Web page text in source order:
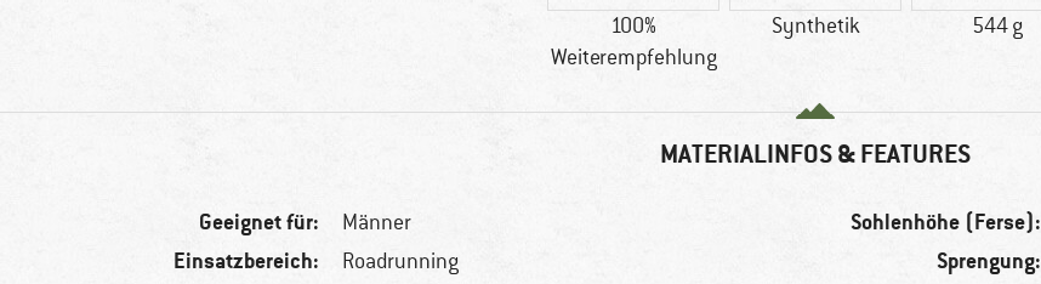
100%
Weiterempfehlung
Synthetik 544 g
MATERIALINFOS & FEATURES
Geeignet für: Männer
Einsatzbereich: Roadrunning
Sohlenhöhe (Ferse):
Sprengung: